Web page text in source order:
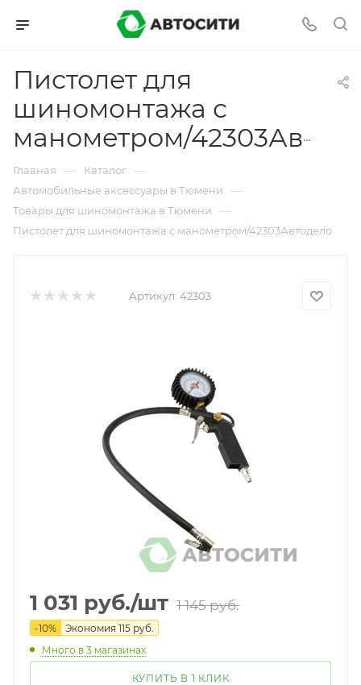
Пистолет для
шиномонтажа с
манометром/42303Автодело
Главная — Каталог —
Автомобильные аксессуары в Тюмени —
Товары для шиномонтажа в Тюмени —
Пистолет для шиномонтажа с манометром/42303Автодело
Артикул: 42303
1 031 руб./шт 1 145руб.
-10% Экономия 115 руб.
Много в 3 магазинах
КУПИТЬ В 1 КЛИК